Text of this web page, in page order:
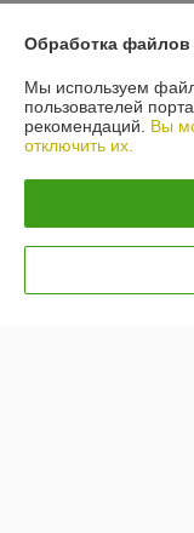
О нас
Контакты
График работы
Обработка
Мы используем
пользователей
рекомендаций. Вы
отключить их.